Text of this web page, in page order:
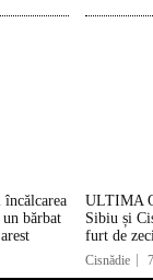
bărbat
ULTIMA
Sibiu și
furt de
Cisnădie